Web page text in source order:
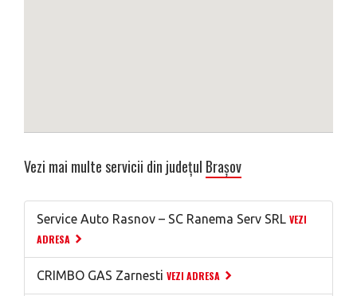
Vezi mai multe servicii din județul Brașov
Service Auto Rasnov – SC Ranema Serv SRL VEZI
ADRESA
CRIMBO GAS Zarnesti VEZI ADRESA